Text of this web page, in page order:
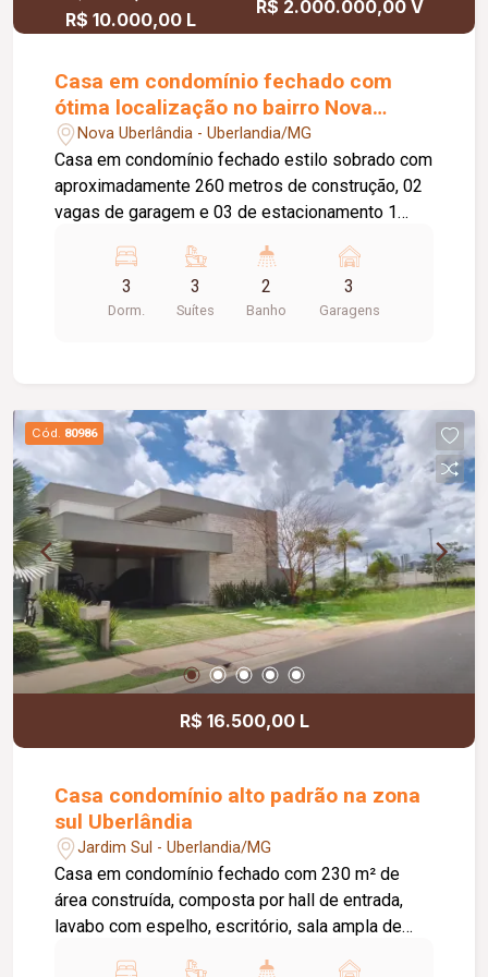
R$ 10.000,00 L
R$ 2.000.000,00 V
Casa em condomínio fechado com
ótima localização no bairro Nova
Uberlândia
Nova Uberlândia - Uberlandia/MG
Casa em condomínio fechado estilo sobrado com
aproximadamente 260 metros de construção, 02
vagas de garagem e 03 de estacionamento 1
cozinha planejada, despensa, lavanderia com
armário, dependência de funcionário com
banheiro, varanda gourmet com churrasqueira e
portaria 24hrs, academia, quadras esportivas,
playground, bosque.
3
Dorm.
3
Suítes
2
Banho
3
Garagens
Cód. 80986
R$ 16.500,00 L
Casa condomínio alto padrão na zona
sul Uberlândia
Jardim Sul - Uberlandia/MG
Casa em condomínio fechado com 230 m² de
área construída, composta por hall de entrada,
lavabo com espelho, escritório, sala ampla de